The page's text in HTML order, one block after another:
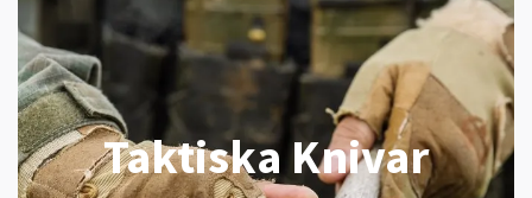
Taktiska Knivar